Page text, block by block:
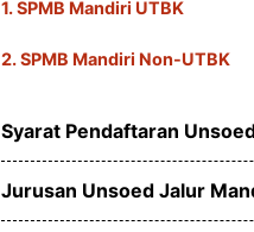
1. SPMB Mandiri UTBK
2. SPMB Mandiri Non-UTBK
Syarat Pendaftaran
Jurusan Unsoed Jalur